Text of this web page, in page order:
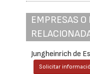
EMPRESAS
Jungheinrich de
Solicitar